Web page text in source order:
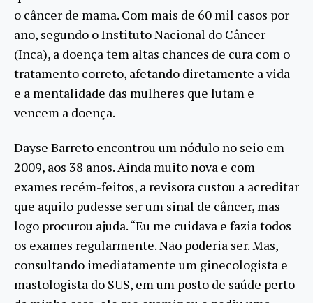
o câncer de mama. Com mais de 60 mil casos por
ano, segundo o Instituto Nacional do Câncer
(Inca), a doença tem altas chances de cura com o
tratamento correto, afetando diretamente a vida
e a mentalidade das mulheres que lutam e
vencem a doença.
Dayse Barreto encontrou um nódulo no seio em
2009, aos 38 anos. Ainda muito nova e com
exames recém-feitos, a revisora custou a acreditar
que aquilo pudesse ser um sinal de câncer, mas
logo procurou ajuda. “Eu me cuidava e fazia todos
os exames regularmente. Não poderia ser. Mas,
consultando imediatamente um ginecologista e
mastologista do SUS, em um posto de saúde perto